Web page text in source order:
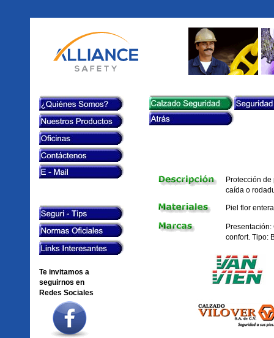
Te invitamos a
seguirnos en
Redes Sociales
Protección
caída o
Piel flor
confort. Tipo: